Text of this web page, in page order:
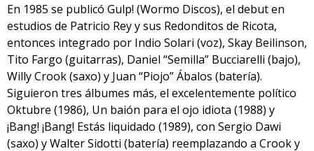
En 1985 se publicó Gulp! (Wormo Discos), el debut en
estudios de Patricio Rey y sus Redonditos de Ricota,
entonces integrado por Indio Solari (voz), Skay Beilinson,
Tito Fargo (guitarras), Daniel “Semilla” Bucciarelli (bajo),
Willy Crook (saxo) y Juan “Piojo” Ábalos (batería).
Siguieron tres álbumes más, el excelentemente político
Oktubre (1986), Un baión para el ojo idiota (1988) y
¡Bang! ¡Bang! Estás liquidado (1989), con Sergio Dawi
(saxo) y Walter Sidotti (batería) reemplazando a Crook y